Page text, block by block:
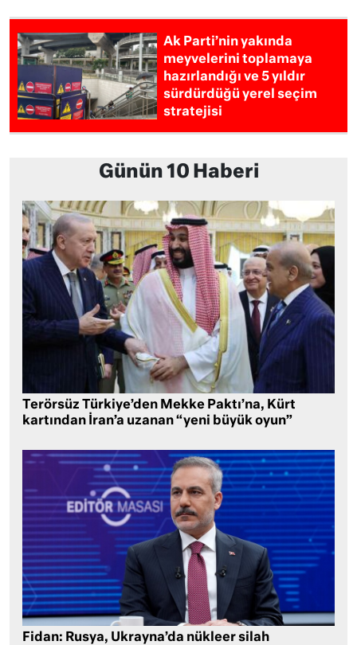
Ak Parti’nin yakında
meyvelerini toplamaya
hazırlandığı ve 5 yıldır
sürdürdüğü yerel seçim
stratejisi
Günün 10 Haberi
Terörsüz Türkiye’den Mekke Paktı’na, Kürt
kartından İran’a uzanan “yeni büyük oyun”
Fidan: Rusya, Ukrayna’da nükleer silah